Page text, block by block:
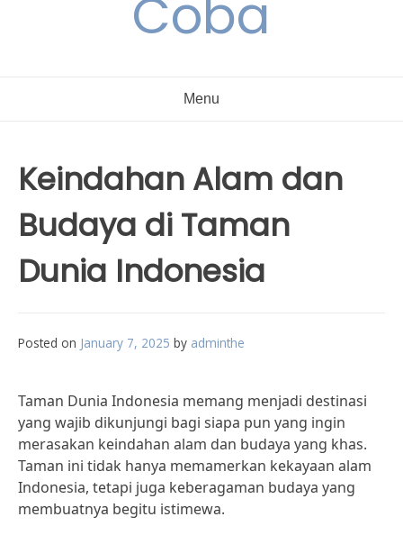
Coba
Menu
Keindahan Alam dan
Budaya di Taman
Dunia Indonesia
Posted on January 7, 2025 by adminthe
Taman Dunia Indonesia memang menjadi destinasi
yang wajib dikunjungi bagi siapa pun yang ingin
merasakan keindahan alam dan budaya yang khas.
Taman ini tidak hanya memamerkan kekayaan alam
Indonesia, tetapi juga keberagaman budaya yang
membuatnya begitu istimewa.